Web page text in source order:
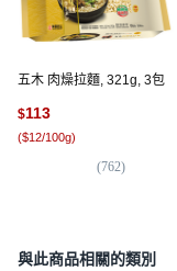
五木 肉燥拉麵, 321g, 3包
$113
($12/100g)
(762)
與此商品相關的類別